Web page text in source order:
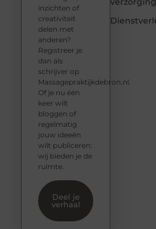
inzichten of
creativiteit
delen met
anderen?
Registreer je
dan als
schrijver op
Massagepraktijkdebron.nl.
Of je nu één
keer wilt
bloggen of
regelmatig
jouw ideeën
wilt publiceren:
wij bieden je de
ruimte.
Deel je
verhaal